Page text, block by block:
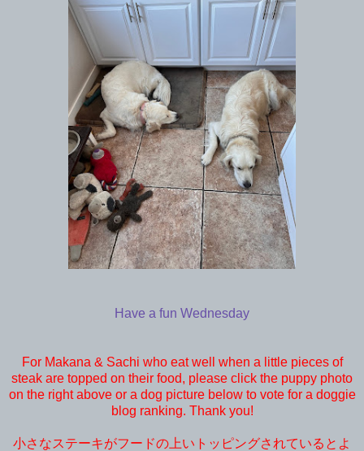
Have a fun Wednesday
For Makana & Sachi who eat well when a little pieces of
steak are topped on their food, please click the puppy photo
on the right above or a dog picture below to vote for a doggie
blog ranking. Thank you!
小さなステーキがフードの上いトッピングされているとよ